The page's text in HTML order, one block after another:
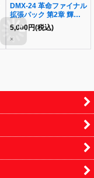
DMX-24 革命ファイナル
拡張パック 第2章 輝け!
デュエデミー賞パック
《未開封BOX》
5,000円(税込)
×